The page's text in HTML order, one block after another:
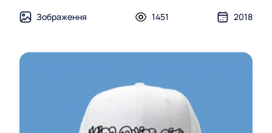
Зображення 1451 2018